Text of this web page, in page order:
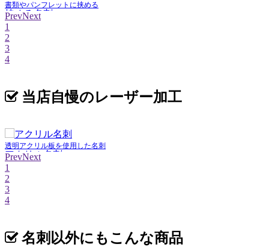
書類やパンフレットに挟める
挟める名刺
PrevNext
1
2
3
4
当店自慢のレーザー加工
透明アクリル板を使用した名刺
アクリル名刺
PrevNext
1
2
3
4
名刺以外にもこんな商品